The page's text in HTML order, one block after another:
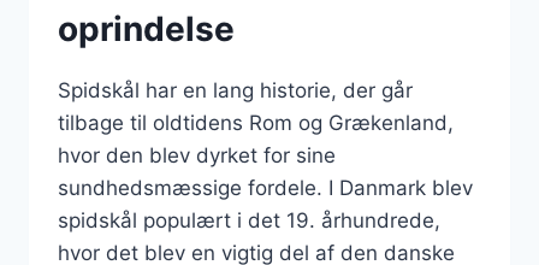
oprindelse
Spidskål har en lang historie, der går
tilbage til oldtidens Rom og Grækenland,
hvor den blev dyrket for sine
sundhedsmæssige fordele. I Danmark blev
spidskål populært i det 19. århundrede,
hvor det blev en vigtig del af den danske